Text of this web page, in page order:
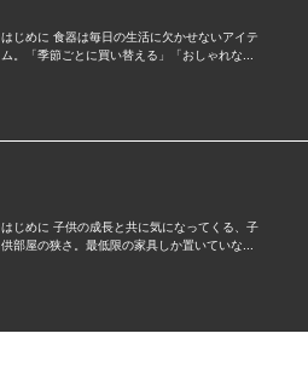
はじめに 食器は毎日の生活に欠かせないアイテ
ム。「季節ごとに買い替える」「おしゃれな...
はじめに 子供の成長と共に気になってくる、子
供部屋の狭さ。最低限の家具しか置いていな...